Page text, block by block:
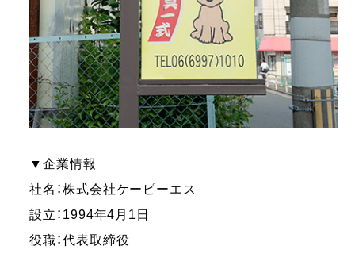
▼企業情報
社名：株式会社ケーピーエス
設立：1994年4月1日
役職：代表取締役